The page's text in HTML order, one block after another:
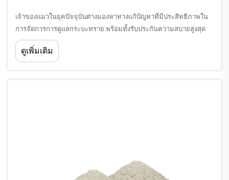
เจ้าของแมวในยุคปัจจุบันต่างมองหาทางแก้ปัญหาที่มีประสิทธิภาพใน
การจัดการการดูแลกระบะทราย พร้อมทั้งรับประกันความสบายสูงสุด
สำหรับแมวของพวกเขา ความก้าวหน้าอันปฏิวัติวงการด้านเทคโนโลยี
การดูแลสัตว์เลี้ยงได้นำวัสดุสารโพลิเมอร์ซูเปอร์ดูดซับ (SAP) มาใช้...
ดูเพิ่มเติม